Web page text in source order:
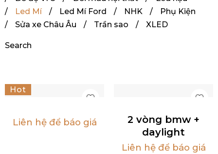
/
Led Mí / Led Mí Ford / NHK /
Phụ Kiện
/
Sửa xe Châu Âu / Trần sao / XLED
Search
Hot
Liên hệ để báo giá
2 vòng bmw +
daylight
Liên hệ để báo giá